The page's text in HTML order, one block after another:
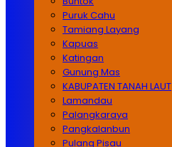
Puruk Cahu
Tamiang Layang
Kapuas
Katingan
Gunung Mas
KABUPATEN TANAH LAUT
Lamandau
Palangkaraya
Pangkalanbun
Pulang Pisau